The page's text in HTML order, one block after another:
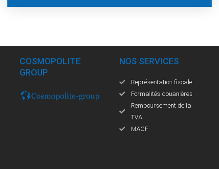
COSMOPOLITE
GROUP
NOS SERVICES
Représentation fiscale
Formalités douanières
Remboursement de la
TVA
MACF